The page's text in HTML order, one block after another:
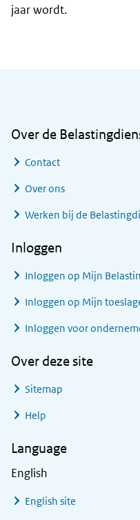
jaar wordt.
Over de
Contact
Over ons
Werken bij de
Inloggen
Inloggen op Mijn
Inloggen op Mijn
Inloggen voor
Over deze site
Sitemap
Help
Language
English
English site